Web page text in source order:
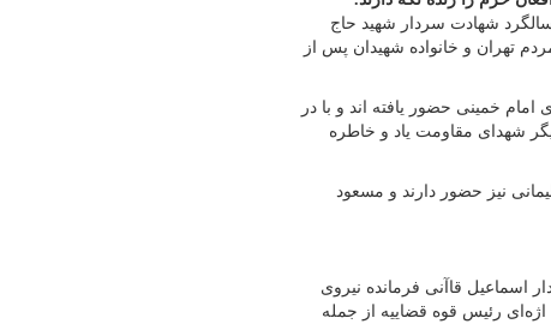
سالگرد شهادت سردار شهید حاج
تهران و خانواده شهیدان پس از
خمینی حضور یافته اند و با در
شهدای مقاومت یاد و خاطره
نیز حضور دارند و مسعود
اسماعیل قاآنی فرمانده نیروی
رئیس قوه قضاییه از جمله